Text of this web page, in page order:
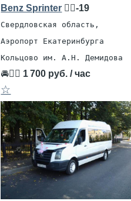
Benz Sprinter 🧍‍♂️-19
Свердловская область,
Аэропорт Екатеринбурга
Кольцово им. А.Н. Демидова
🚘👨‍✈ 1 700 руб. / час
☆